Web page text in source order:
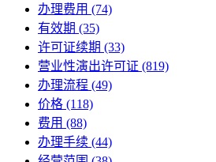
办理费用 (74)
有效期 (35)
许可证续期 (33)
营业性演出许可证 (819)
办理流程 (49)
价格 (118)
费用 (88)
办理手续 (44)